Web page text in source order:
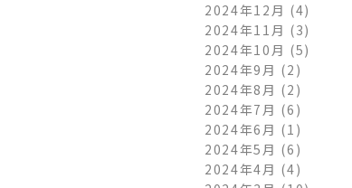
2024年12月 (4)
2024年11月 (3)
2024年10月 (5)
2024年9月 (2)
2024年8月 (2)
2024年7月 (6)
2024年6月 (1)
2024年5月 (6)
2024年4月 (4)